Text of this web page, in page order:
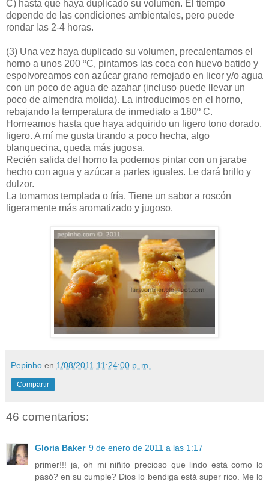
C) hasta que haya duplicado su volumen. El tiempo
depende de las condiciones ambientales, pero puede
rondar las 2-4 horas.
(3) Una vez haya duplicado su volumen, precalentamos el
horno a unos 200 ºC, pintamos las coca con huevo batido y
espolvoreamos con azúcar grano remojado en licor y/o agua
con un poco de agua de azahar (incluso puede llevar un
poco de almendra molida). La introducimos en el horno,
rebajando la temperatura de inmediato a 180º C.
Horneamos hasta que haya adquirido un ligero tono dorado,
ligero. A mí me gusta tirando a poco hecha, algo
blanquecina, queda más jugosa.
Recién salida del horno la podemos pintar con un jarabe
hecho con agua y azúcar a partes iguales. Le dará brillo y
dulzor.
La tomamos templada o fría. Tiene un sabor a roscón
ligeramente más aromatizado y jugoso.
Pepinho en 1/08/2011 11:24:00 p. m.
Compartir
46 comentarios:
Gloria Baker 9 de enero de 2011 a las 1:17
primer!!! ja, oh mi niñito precioso que lindo está como lo
pasó? en su cumple? Dios lo bendiga está super rico. Me lo